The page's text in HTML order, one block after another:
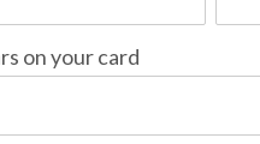
on your card